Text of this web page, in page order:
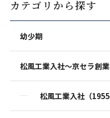
カテゴリから探す
幼少期
松風工業入社～京セラ創業
松風工業入社（1955